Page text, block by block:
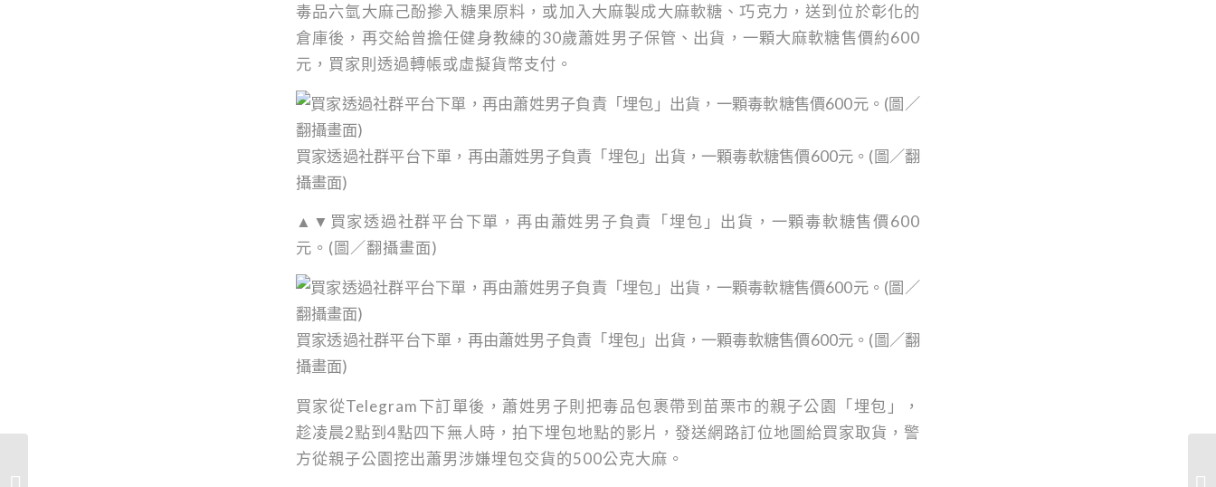
毒品六氫大麻己酚摻入糖果原料，或加入大麻製成大麻軟糖、巧克力，送到位於彰化的
倉庫後，再交給曾擔任健身教練的30歲蕭姓男子保管、出貨，一顆大麻軟糖售價約600
元，買家則透過轉帳或虛擬貨幣支付。
買家透過社群平台下單，再由蕭姓男子負責「埋包」出貨，一顆毒軟糖售價600元。(圖／翻
攝畫面)
▲▼買家透過社群平台下單，再由蕭姓男子負責「埋包」出貨，一顆毒軟糖售價600
元。(圖／翻攝畫面)
買家透過社群平台下單，再由蕭姓男子負責「埋包」出貨，一顆毒軟糖售價600元。(圖／翻
攝畫面)
買家從Telegram下訂單後，蕭姓男子則把毒品包裹帶到苗栗市的親子公園「埋包」，
趁凌晨2點到4點四下無人時，拍下埋包地點的影片，發送網路訂位地圖給買家取貨，警
方從親子公園挖出蕭男涉嫌埋包交貨的500公克大麻。